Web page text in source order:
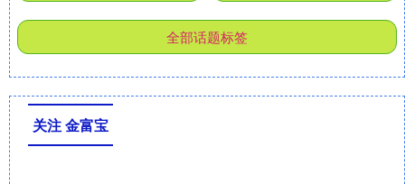
全部话题标签
关注 金富宝